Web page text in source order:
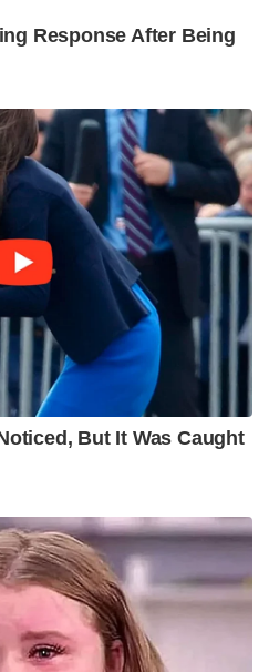
Response After Being
But It Was Caught